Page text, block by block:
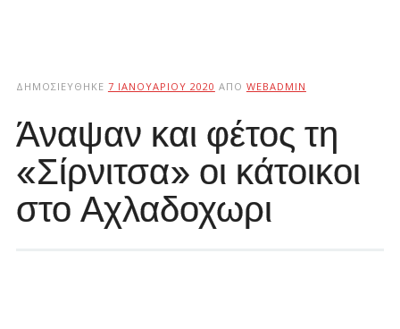
ΔΗΜΟΣΙΕΎΘΗΚΕ 7 ΙΑΝΟΥΑΡΊΟΥ 2020 ΑΠΌ WEBADMIN
Άναψαν και φέτος τη
«Σίρνιτσα» οι κάτοικοι
στο Αχλαδοχωρι